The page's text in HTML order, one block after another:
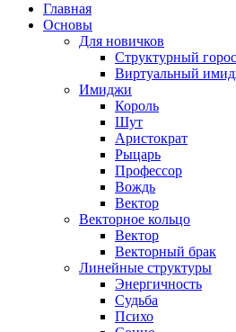
Главная
Основы
Для новичков
Структурный
Виртуальный
Имиджи
Король
Шут
Аристократ
Рыцарь
Профессор
Вождь
Вектор
Векторное кольцо
Вектор
Векторный брак
Линейные структуры
Энергичность
Судьба
Психо